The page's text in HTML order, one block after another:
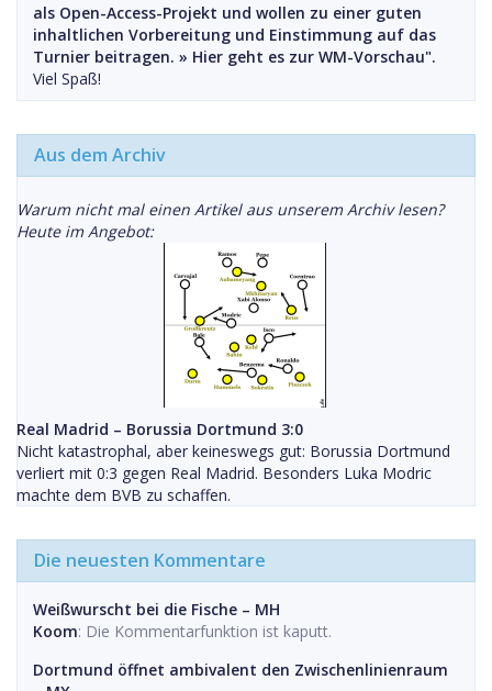
als Open-Access-Projekt und wollen zu einer guten
inhaltlichen Vorbereitung und Einstimmung auf das
Turnier beitragen. » Hier geht es zur WM-Vorschau".
Viel Spaß!
Aus dem Archiv
Warum nicht mal einen Artikel aus unserem Archiv lesen?
Heute im Angebot:
Real Madrid – Borussia Dortmund 3:0
Nicht katastrophal, aber keineswegs gut: Borussia Dortmund
verliert mit 0:3 gegen Real Madrid. Besonders Luka Modric
machte dem BVB zu schaffen.
Die neuesten Kommentare
Weißwurscht bei die Fische – MH
Koom: Die Kommentarfunktion ist kaputt.
Dortmund öffnet ambivalent den Zwischenlinienraum